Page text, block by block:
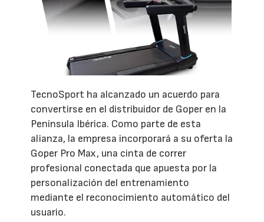
TecnoSport ha alcanzado un acuerdo para
convertirse en el distribuidor de Goper en la
Península Ibérica. Como parte de esta
alianza, la empresa incorporará a su oferta la
Goper Pro Max, una cinta de correr
profesional conectada que apuesta por la
personalización del entrenamiento
mediante el reconocimiento automático del
usuario.